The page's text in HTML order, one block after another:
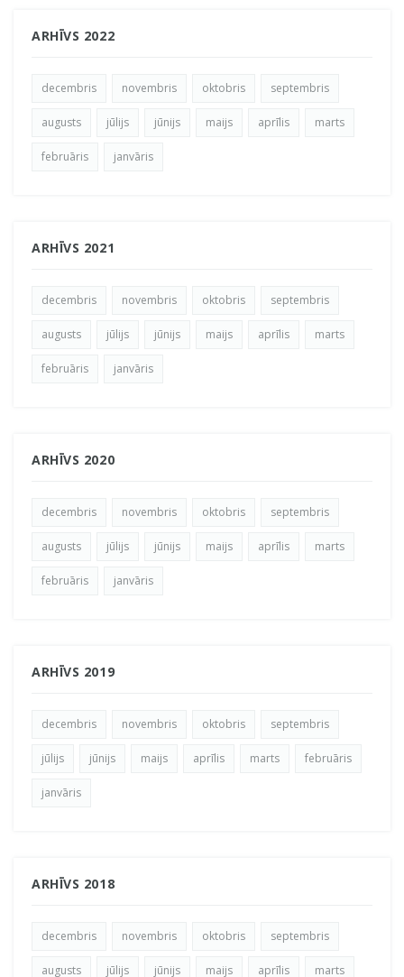
ARHĪVS 2022
decembris novembris oktobris septembris
augusts jūlijs jūnijs maijs aprīlis marts
februāris janvāris
ARHĪVS 2021
decembris novembris oktobris septembris
augusts jūlijs jūnijs maijs aprīlis marts
februāris janvāris
ARHĪVS 2020
decembris novembris oktobris septembris
augusts jūlijs jūnijs maijs aprīlis marts
februāris janvāris
ARHĪVS 2019
decembris novembris oktobris septembris
jūlijs jūnijs maijs aprīlis marts februāris
janvāris
ARHĪVS 2018
decembris novembris oktobris septembris
augusts jūlijs jūnijs maijs aprīlis marts